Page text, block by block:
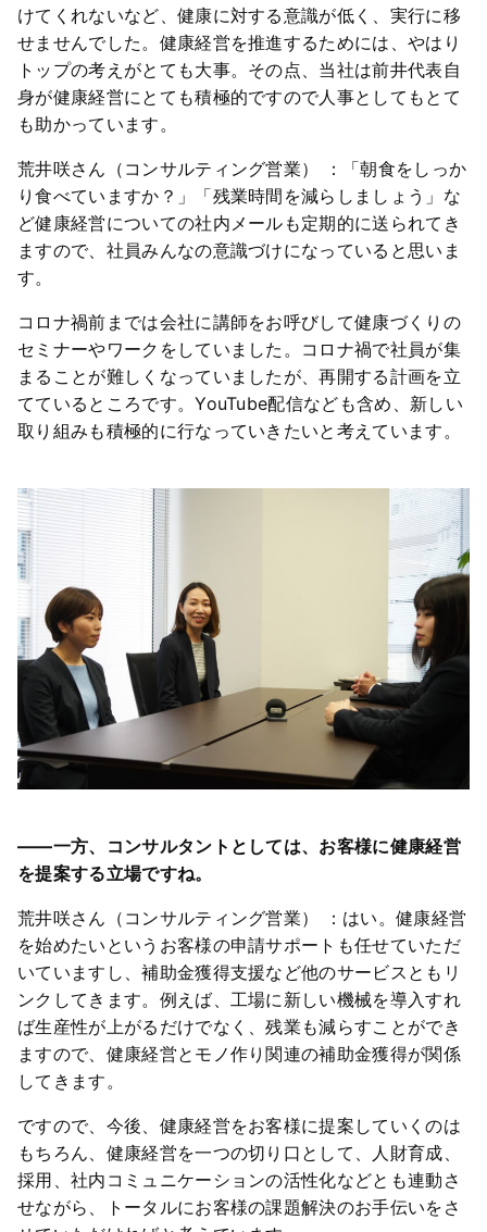
けてくれないなど、健康に対する意識が低く、実行に移
せませんでした。健康経営を推進するためには、やはり
トップの考えがとても大事。その点、当社は前井代表自
身が健康経営にとても積極的ですので人事としてもとて
も助かっています。
荒井咲さん（コンサルティング営業） ：「朝食をしっか
り食べていますか？」「残業時間を減らしましょう」な
ど健康経営についての社内メールも定期的に送られてき
ますので、社員みんなの意識づけになっていると思いま
す。
コロナ禍前までは会社に講師をお呼びして健康づくりの
セミナーやワークをしていました。コロナ禍で社員が集
まることが難しくなっていましたが、再開する計画を立
てているところです。YouTube配信なども含め、新しい
取り組みも積極的に行なっていきたいと考えています。
――一方、コンサルタントとしては、お客様に健康経営
を提案する立場ですね。
荒井咲さん（コンサルティング営業） ：はい。健康経営
を始めたいというお客様の申請サポートも任せていただ
いていますし、補助金獲得支援など他のサービスともリ
ンクしてきます。例えば、工場に新しい機械を導入すれ
ば生産性が上がるだけでなく、残業も減らすことができ
ますので、健康経営とモノ作り関連の補助金獲得が関係
してきます。
ですので、今後、健康経営をお客様に提案していくのは
もちろん、健康経営を一つの切り口として、人財育成、
採用、社内コミュニケーションの活性化などとも連動さ
せながら、トータルにお客様の課題解決のお手伝いをさ